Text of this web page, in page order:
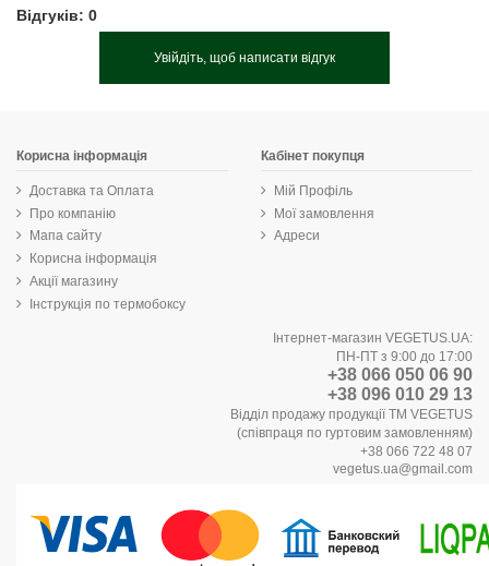
Відгуків: 0
Увійдіть, щоб написати відгук
Корисна інформація
Доставка та Оплата
Про компанію
Мапа сайту
Корисна інформація
Акції магазину
Інструкція по термобоксу
Кабінет покупця
Мій Профіль
Мої замовлення
Адреси
Інтернет-магазин VEGETUS.UA:
ПН-ПТ з 9:00 до 17:00
+38 066 050 06 90
+38 096 010 29 13
Відділ продажу продукції ТМ VEGETUS
(співпраця по гуртовим замовленням)
+38 066 722 48 07
vegetus.ua@gmail.com